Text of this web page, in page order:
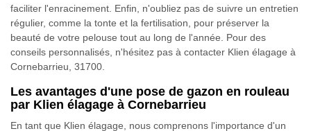
faciliter l'enracinement. Enfin, n'oubliez pas de suivre un entretien
régulier, comme la tonte et la fertilisation, pour préserver la
beauté de votre pelouse tout au long de l'année. Pour des
conseils personnalisés, n'hésitez pas à contacter Klien élagage à
Cornebarrieu, 31700.
Les avantages d'une pose de gazon en rouleau
par Klien élagage à Cornebarrieu
En tant que Klien élagage, nous comprenons l'importance d'un